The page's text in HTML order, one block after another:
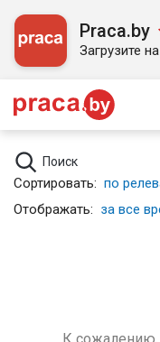
Praca.by
Загрузите
Поиск
Сортировать: по
Отображать: за все